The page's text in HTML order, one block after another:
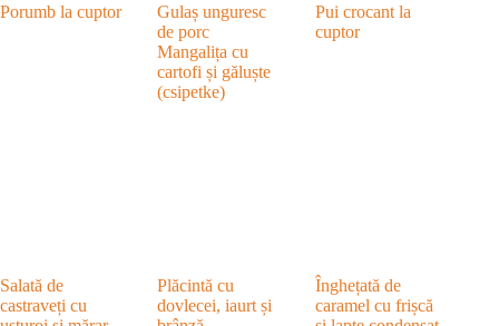
Porumb la cuptor
Gulaș unguresc
de porc
Mangalița cu
cartofi și găluște
(csipetke)
Pui crocant la
cuptor
Salată de
castraveți cu
Plăcintă cu
dovlecei, iaurt și
Înghețată de
caramel cu frișcă